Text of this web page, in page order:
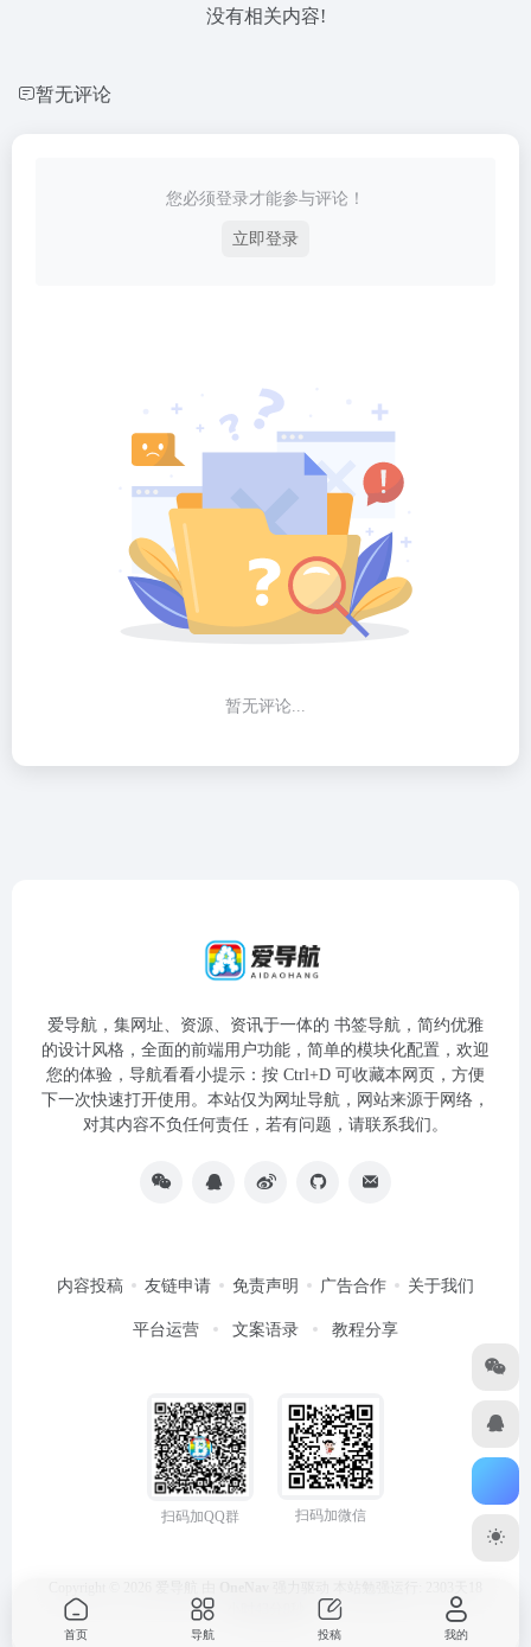
没有相关内容!
暂无评论
您必须登录才能参与评论！
立即登录
暂无评论...
爱导航，集网址、资源、资讯于一体的 书签导航，简约优雅
的设计风格，全面的前端用户功能，简单的模块化配置，欢迎
您的体验，导航看看小提示：按 Ctrl+D 可收藏本网页，方便
下一次快速打开使用。本站仅为网址导航，网站来源于网络，
对其内容不负任何责任，若有问题，请联系我们。
内容投稿 友链申请 免责声明 广告合作 关于我们
平台运营 文案语录 教程分享
扫码加QQ群 扫码加微信
首页 导航 投稿 我的